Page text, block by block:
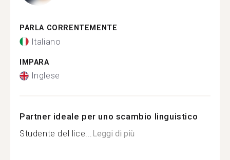
PARLA CORRENTEMENTE
Italiano
IMPARA
Inglese
Partner ideale per uno scambio linguistico
Studente del lice...Leggi di più